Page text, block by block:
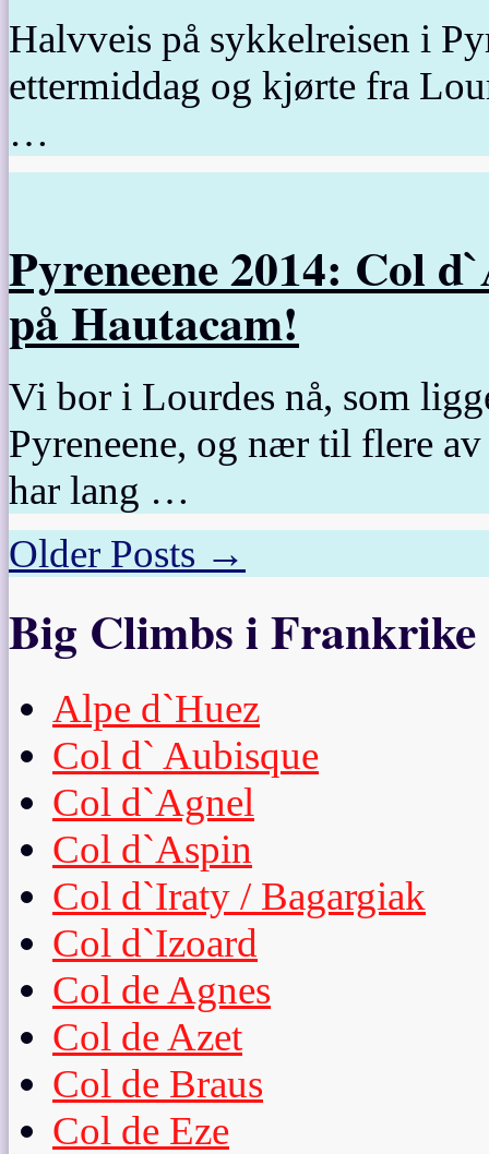
Halvveis på sykkelreisen i
ettermiddag og kjørte fra
…
Pyreneene 2014: Col
på Hautacam!
Vi bor i Lourdes nå, som
Pyreneene, og nær til flere
har lang …
Older Posts →
Big Climbs i Frankrike
Alpe d`Huez
Col d` Aubisque
Col d`Agnel
Col d`Aspin
Col d`Iraty / Bagargiak
Col d`Izoard
Col de Agnes
Col de Azet
Col de Braus
Col de Eze